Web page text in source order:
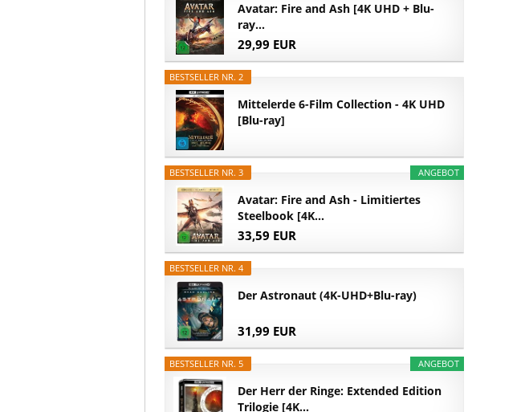
Avatar: Fire and Ash [4K UHD + Blu-
ray...
29,99 EUR
BESTSELLER NR. 2
Mittelerde 6-Film Collection - 4K UHD
[Blu-ray]
ANGEBOT
BESTSELLER NR. 3
Avatar: Fire and Ash - Limitiertes
Steelbook [4K...
33,59 EUR
BESTSELLER NR. 4
Der Astronaut (4K-UHD+Blu-ray)
31,99 EUR
ANGEBOT
BESTSELLER NR. 5
Der Herr der Ringe: Extended Edition
Trilogie [4K...